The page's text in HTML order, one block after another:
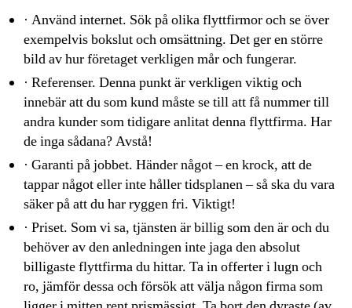
· Använd internet. Sök på olika flyttfirmor och se över
exempelvis bokslut och omsättning. Det ger en större
bild av hur företaget verkligen mår och fungerar.
· Referenser. Denna punkt är verkligen viktig och
innebär att du som kund måste se till att få nummer till
andra kunder som tidigare anlitat denna flyttfirma. Har
de inga sådana? Avstå!
· Garanti på jobbet. Händer något – en krock, att de
tappar något eller inte håller tidsplanen – så ska du vara
säker på att du har ryggen fri. Viktigt!
· Priset. Som vi sa, tjänsten är billig som den är och du
behöver av den anledningen inte jaga den absolut
billigaste flyttfirma du hittar. Ta in offerter i lugn och
ro, jämför dessa och försök att välja någon firma som